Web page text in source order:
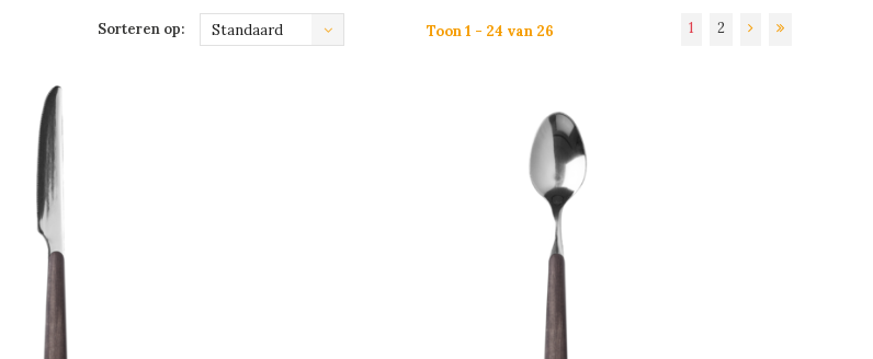
Sorteren op: Standaard Toon 1 - 24 van 26 1 2